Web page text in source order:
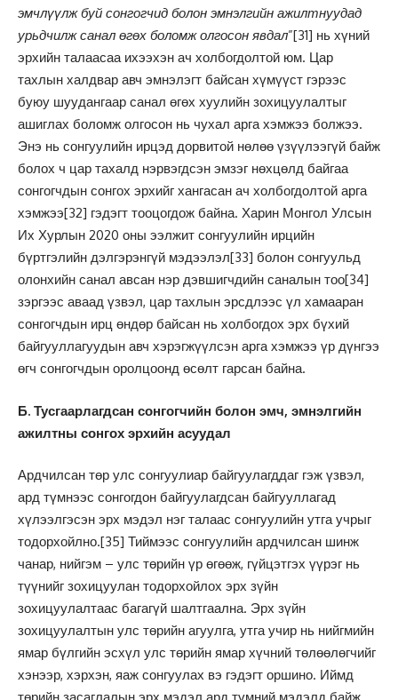
эмчлүүлж буй сонгогчид болон эмнэлгийн ажилтнуудад
урьдчилж санал өгөх боломж олгосон явдал”[31] нь хүний
эрхийн талаасаа ихээхэн ач холбогдолтой юм. Цар
тахлын халдвар авч эмнэлэгт байсан хүмүүст гэрээс
буюу шуудангаар санал өгөх хуулийн зохицуулалтыг
ашиглах боломж олгосон нь чухал арга хэмжээ болжээ.
Энэ нь сонгуулийн ирцэд дорвитой нөлөө үзүүлээгүй байж
болох ч цар тахалд нэрвэгдсэн эмзэг нөхцөлд байгаа
сонгогчдын сонгох эрхийг хангасан ач холбогдолтой арга
хэмжээ[32] гэдэгт тооцогдож байна. Харин Монгол Улсын
Их Хурлын 2020 оны ээлжит сонгуулийн ирцийн
бүртгэлийн дэлгэрэнгүй мэдээлэл[33] болон сонгуульд
олонхийн санал авсан нэр дэвшигчдийн саналын тоо[34]
зэргээс аваад үзвэл, цар тахлын эрсдлээс үл хамааран
сонгогчдын ирц өндөр байсан нь холбогдох эрх бүхий
байгууллагуудын авч хэрэгжүүлсэн арга хэмжээ үр дүнгээ
өгч сонгогчдын оролцоонд өсөлт гарсан байна.
Б. Тусгаарлагдсан сонгогчийн болон эмч, эмнэлгийн
ажилтны сонгох эрхийн асуудал
Ардчилсан төр улс сонгуулиар байгуулагддаг гэж үзвэл,
ард түмнээс сонгогдон байгуулагдсан байгууллагад
хүлээлгэсэн эрх мэдэл нэг талаас сонгуулийн утга учрыг
тодорхойлно.[35] Тиймээс сонгуулийн ардчилсан шинж
чанар, нийгэм – улс төрийн үр өгөөж, гүйцэтгэх үүрэг нь
түүнийг зохицуулан тодорхойлох эрх зүйн
зохицуулалтаас багагүй шалтгаална. Эрх зүйн
зохицуулалтын улс төрийн агуулга, утга учир нь нийгмийн
ямар бүлгийн эсхүл улс төрийн ямар хүчний төлөөлөгчийг
хэнээр, хэрхэн, яаж сонгуулах вэ гэдэгт оршино. Иймд